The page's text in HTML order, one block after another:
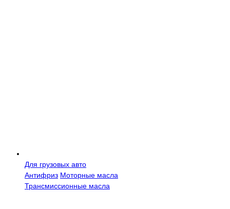
Для грузовых авто
Антифриз Моторные масла
Трансмисcионные масла